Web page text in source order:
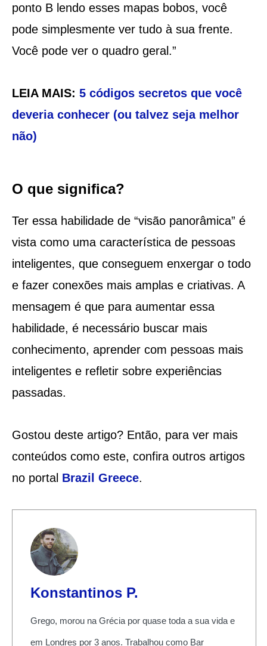
ponto B lendo esses mapas bobos, você
pode simplesmente ver tudo à sua frente.
Você pode ver o quadro geral.”
LEIA MAIS: 5 códigos secretos que você
deveria conhecer (ou talvez seja melhor
não)
O que significa?
Ter essa habilidade de “visão panorâmica” é
vista como uma característica de pessoas
inteligentes, que conseguem enxergar o todo
e fazer conexões mais amplas e criativas. A
mensagem é que para aumentar essa
habilidade, é necessário buscar mais
conhecimento, aprender com pessoas mais
inteligentes e refletir sobre experiências
passadas.
Gostou deste artigo? Então, para ver mais
conteúdos como este, confira outros artigos
no portal Brazil Greece.
Konstantinos P.
Grego, morou na Grécia por quase toda a sua vida e
em Londres por 3 anos. Trabalhou como Bar